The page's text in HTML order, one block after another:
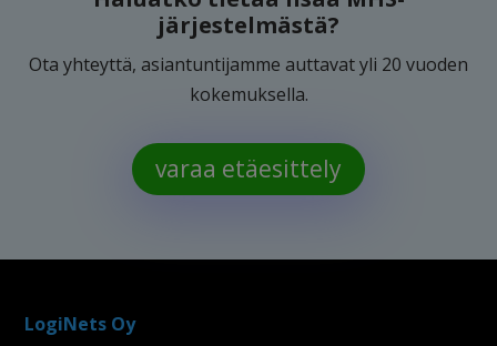
järjestelmästä?
Ota yhteyttä, asiantuntijamme auttavat yli 20 vuoden
kokemuksella.
varaa etäesittely
LogiNets Oy